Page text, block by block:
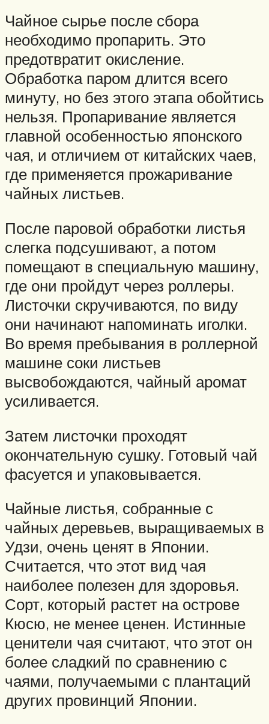
Чайное сырье после сбора
необходимо пропарить. Это
предотвратит окисление.
Обработка паром длится всего
минуту, но без этого этапа обойтись
нельзя. Пропаривание является
главной особенностью японского
чая, и отличием от китайских чаев,
где применяется прожаривание
чайных листьев.
После паровой обработки листья
слегка подсушивают, а потом
помещают в специальную машину,
где они пройдут через роллеры.
Листочки скручиваются, по виду
они начинают напоминать иголки.
Во время пребывания в роллерной
машине соки листьев
высвобождаются, чайный аромат
усиливается.
Затем листочки проходят
окончательную сушку. Готовый чай
фасуется и упаковывается.
Чайные листья, собранные с
чайных деревьев, выращиваемых в
Удзи, очень ценят в Японии.
Считается, что этот вид чая
наиболее полезен для здоровья.
Сорт, который растет на острове
Кюсю, не менее ценен. Истинные
ценители чая считают, что этот он
более сладкий по сравнению с
чаями, получаемыми с плантаций
других провинций Японии.